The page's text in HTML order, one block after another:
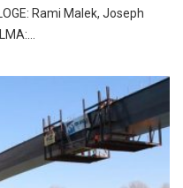
Rami Malek, Joseph